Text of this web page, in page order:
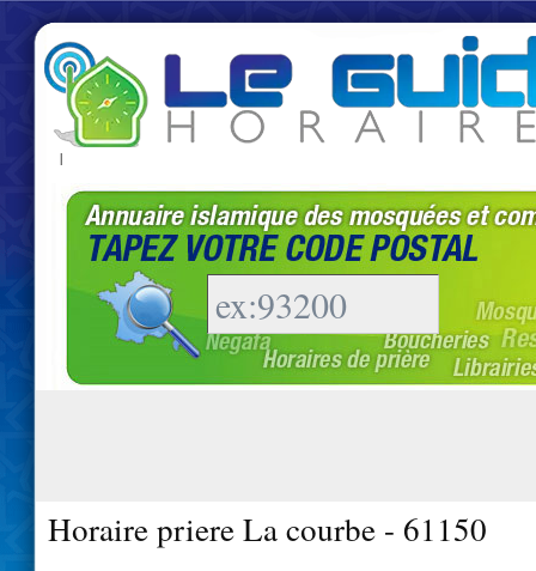
|
Horaire priere La courbe - 61150